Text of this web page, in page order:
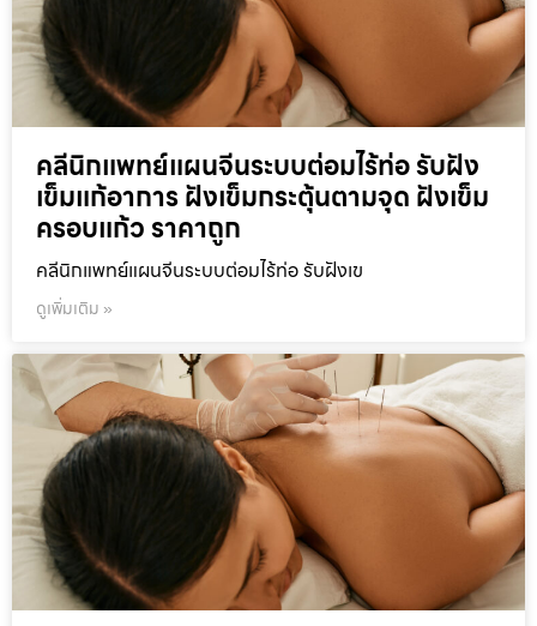
คลีนิกแพทย์แผนจีนระบบต่อมไร้ท่อ รับฝัง
เข็มแก้อาการ ฝังเข็มกระตุ้นตามจุด ฝังเข็ม
ครอบแก้ว ราคาถูก
คลีนิกแพทย์แผนจีนระบบต่อมไร้ท่อ รับฝังเข
ดูเพิ่มเติม »